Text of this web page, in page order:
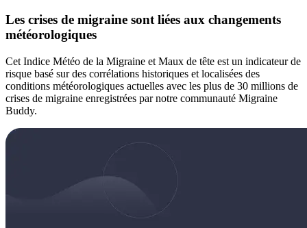
Les crises de migraine sont liées aux changements
météorologiques
Cet Indice Météo de la Migraine et Maux de tête est un indicateur de
risque basé sur des corrélations historiques et localisées des
conditions météorologiques actuelles avec les plus de 30 millions de
crises de migraine enregistrées par notre communauté Migraine
Buddy.